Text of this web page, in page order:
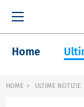
Home
HOME ULTIME NOTIZIE